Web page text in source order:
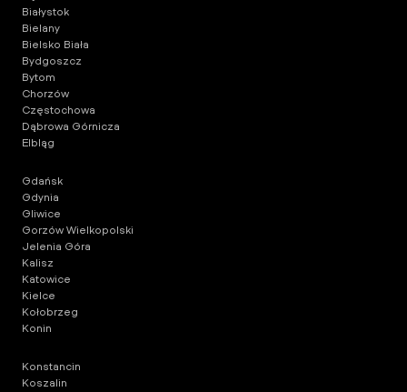
Białystok
Bielany
Bielsko Biała
Bydgoszcz
Bytom
Chorzów
Częstochowa
Dąbrowa Górnicza
Elbląg
Gdańsk
Gdynia
Gliwice
Gorzów Wielkopolski
Jelenia Góra
Kalisz
Katowice
Kielce
Kołobrzeg
Konin
Konstancin
Koszalin